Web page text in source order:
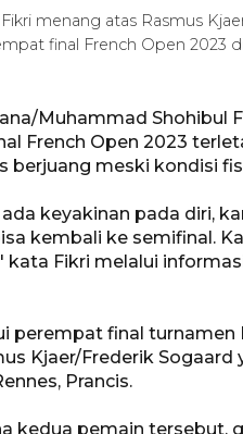
menang atas Rasmus
final French Open 2023
Muhammad Shohibul
French Open 2023
berjuang meski kondisi
keyakinan pada diri,
kembali ke semifinal.
Fikri melalui
perempat final turnamen
Kjaer/Frederik Sogaard
Prancis.
kedua pemain tersebut,